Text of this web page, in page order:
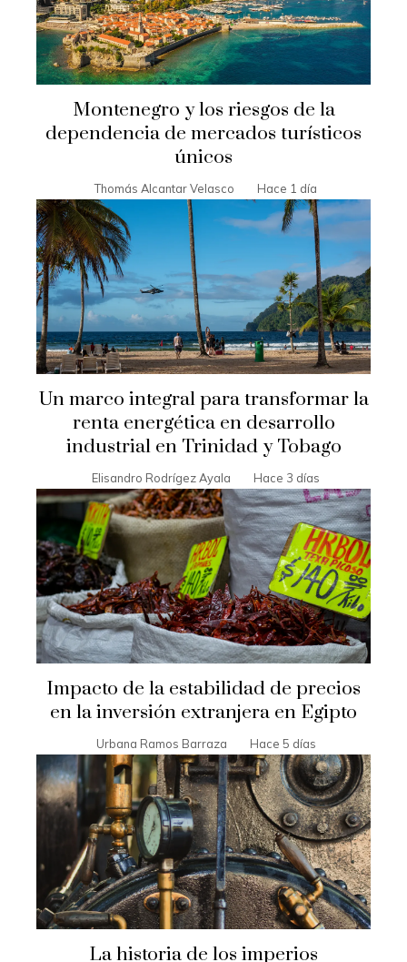
Montenegro y los riesgos de la
dependencia de mercados turísticos
únicos
Thomás Alcantar Velasco Hace 1 día
Un marco integral para transformar la
renta energética en desarrollo
industrial en Trinidad y Tobago
Elisandro Rodrígez Ayala Hace 3 días
Impacto de la estabilidad de precios
en la inversión extranjera en Egipto
Urbana Ramos Barraza Hace 5 días
La historia de los imperios